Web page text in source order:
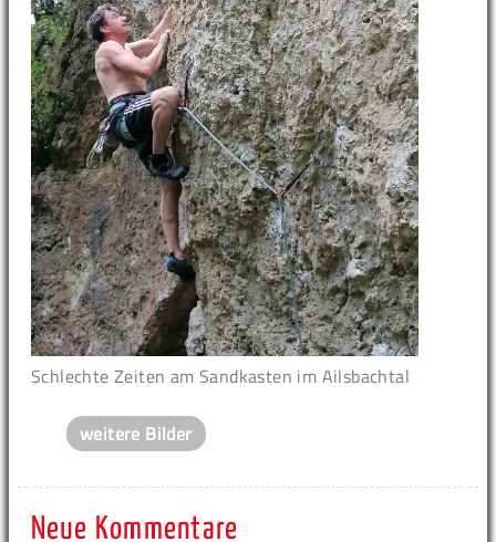
Schlechte Zeiten am Sandkasten im Ailsbachtal
weitere Bilder
Neue Kommentare